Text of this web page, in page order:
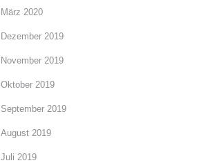
März 2020
Dezember 2019
November 2019
Oktober 2019
September 2019
August 2019
Juli 2019